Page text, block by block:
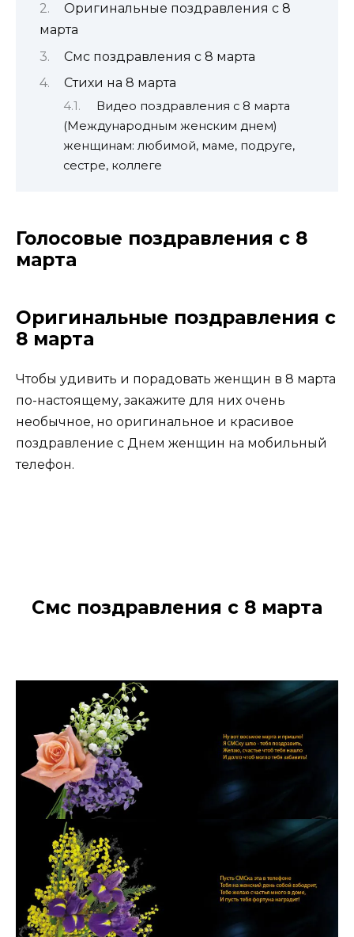
Оригинальные поздравления с 8
марта
Смс поздравления с 8 марта
Стихи на 8 марта
Видео поздравления с 8 марта
(Международным женским днем)
женщинам: любимой, маме, подруге,
сестре, коллеге
Голосовые поздравления с 8
марта
Оригинальные поздравления с
8 марта
Чтобы удивить и порадовать женщин в 8 марта
по-настоящему, закажите для них очень
необычное, но оригинальное и красивое
поздравление с Днем женщин на мобильный
телефон.
Смс поздравления с 8 марта